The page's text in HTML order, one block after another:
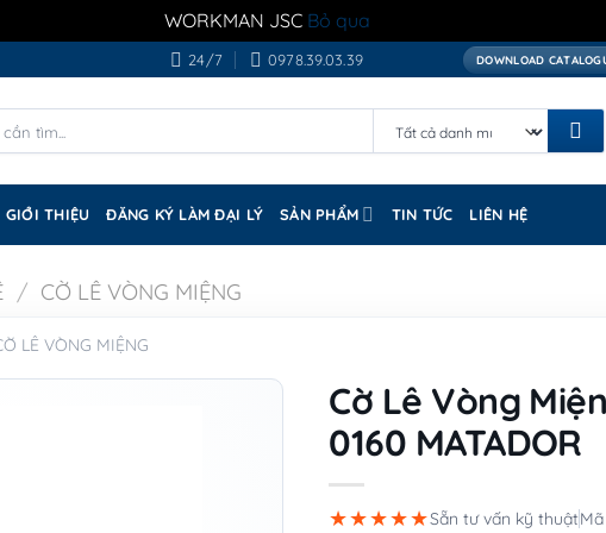
WORKMAN JSC Bỏ qua
24/7 0978.39.03.39 DOWNLOAD
GIỚI THIỆU ĐĂNG KÝ LÀM ĐẠI LÝ SẢN PHẨM TIN TỨC LIÊN HỆ
/ CỜ LÊ VÒNG MIỆNG
LÊ VÒNG MIỆNG
Cờ Lê Vòng
0160 MATADOR
★★★★★Sẵn tư vấn kỹ thuật